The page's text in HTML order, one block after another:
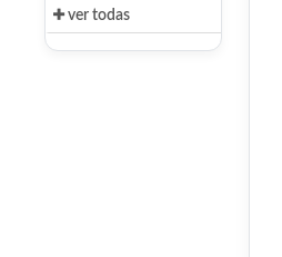
ver todas